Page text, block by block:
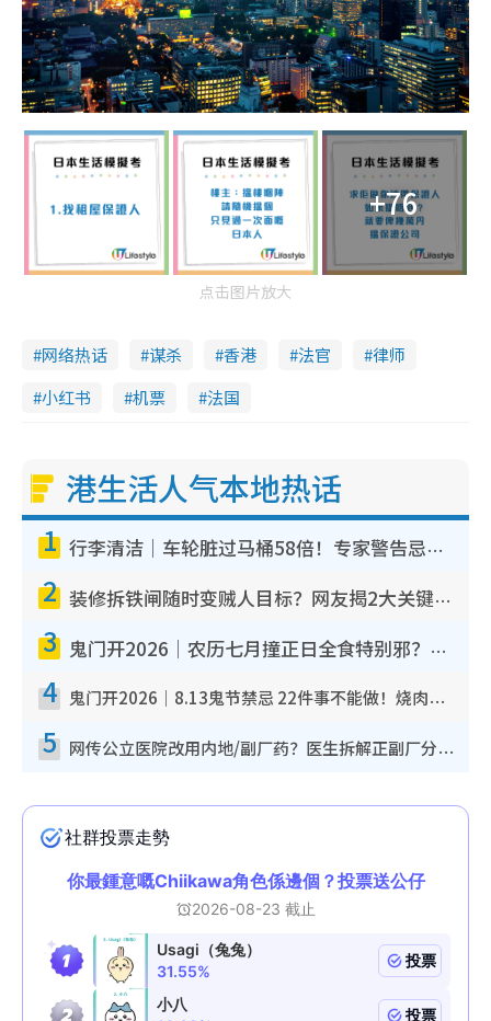
+76
点击图片放大
网络热话 谋杀 香港 法官
律师
小红书
机票 法国
港生活人气本地热话
1 行李清洁｜车轮脏过马桶58倍！专家警告忌用酒精擦 教1招免脏手除菌
2 装修拆铁闸随时变贼人目标？网友揭2大关键用途：装新款等于白装？附新旧铁闸分别
3 鬼门开2026｜农历七月撞正日全食特别邪？专家警告切忌做一事！揭4大禁忌+2招保平安
4 鬼门开2026｜8.13鬼节禁忌 22件事不能做！烧肉、刺身要少食？半夜勿吹口哨/打给个电话
5 网传公立医院改用内地/副厂药？医生拆解正副厂分别，揭4类人换药随时出事